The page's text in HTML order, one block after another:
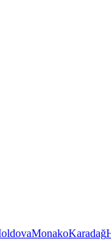
MonakoKaradağ